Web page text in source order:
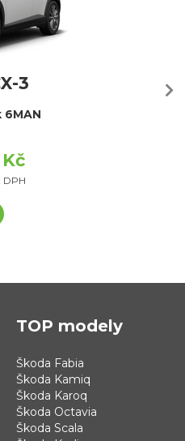
3
6MAN
DPH
TOP modely
Škoda Fabia
Škoda Kamiq
Škoda Karoq
Škoda Octavia
Škoda Scala